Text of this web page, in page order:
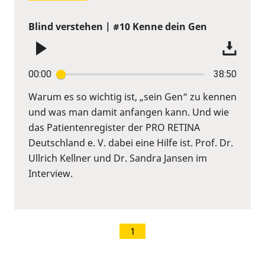
Blind verstehen | #10 Kenne dein Gen
00:00 38:50
Warum es so wichtig ist, „sein Gen“ zu kennen
und was man damit anfangen kann. Und wie
das Patientenregister der PRO RETINA
Deutschland e. V. dabei eine Hilfe ist. Prof. Dr.
Ullrich Kellner und Dr. Sandra Jansen im
Interview.
1